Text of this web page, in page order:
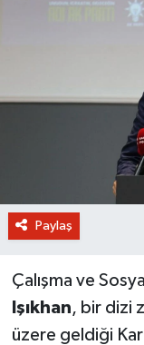
Paylaş
Çalışma ve
Işıkhan, bir dizi
üzere geldiği